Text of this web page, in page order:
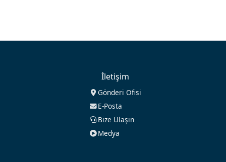
İletişim
Gönderi Ofisi
E-Posta
Bize Ulaşın
Medya